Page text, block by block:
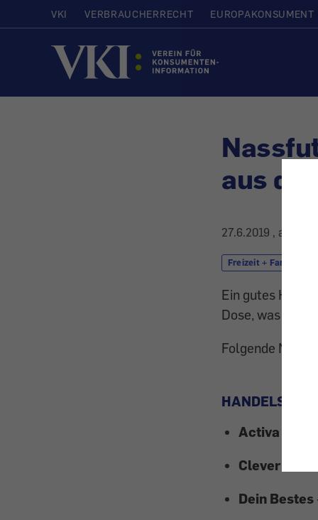
VKI VERBRAUCHERRECHT EUROPAKONSUMENT
Startseite
aus
27.6.2019 ,
Freizeit + Familie
Ein gutes
Dose, was
Folgende
Activa Gold
Clever
Dein Bestes